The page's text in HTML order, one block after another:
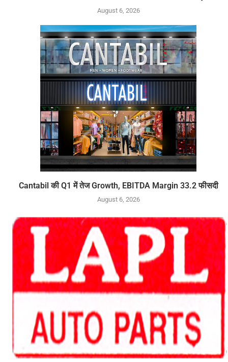
August 6, 2026
Cantabil की Q1 में तेज Growth, EBITDA Margin 33.2 फीसदी
August 6, 2026